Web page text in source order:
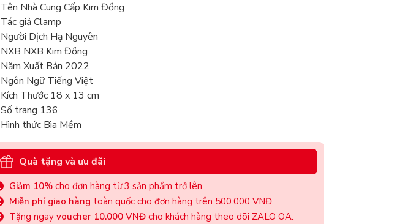
Tên Nhà Cung Cấp Kim Đồng
Tác giả Clamp
Người Dịch Hạ Nguyên
NXB NXB Kim Đồng
Năm Xuất Bản 2022
Ngôn Ngữ Tiếng Việt
Kích Thước 18 x 13 cm
Số trang 136
Hình thức Bìa Mềm
Quà tặng và ưu đãi
Giảm 10% cho đơn hàng từ 3 sản phẩm trở lên.
Miễn phí giao hàng toàn quốc cho đơn hàng trên 500.000 VNĐ.
Tặng ngay voucher 10.000 VNĐ cho khách hàng theo dõi ZALO OA.